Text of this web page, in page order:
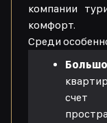
компании
комфорт.
Среди
счет